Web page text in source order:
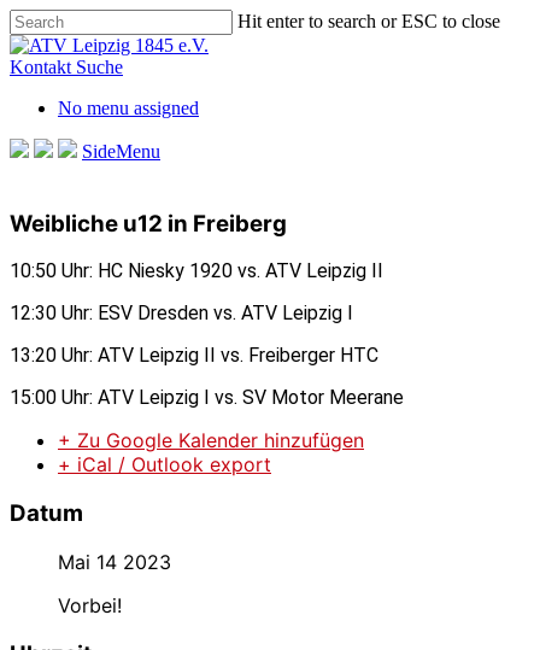
Skip
to
main
Hit enter to search or ESC to close
Close
Search
Kontakt Suche
No menu assigned
SideMenu
Weibliche u12 in Freiberg
10:50 Uhr: HC Niesky 1920 vs. ATV Leipzig II
12:30 Uhr: ESV Dresden vs. ATV Leipzig I
13:20 Uhr: ATV Leipzig II vs. Freiberger HTC
15:00 Uhr: ATV Leipzig I vs. SV Motor Meerane
+ Zu Google Kalender hinzufügen
+ iCal / Outlook export
Datum
Mai 14 2023
Vorbei!